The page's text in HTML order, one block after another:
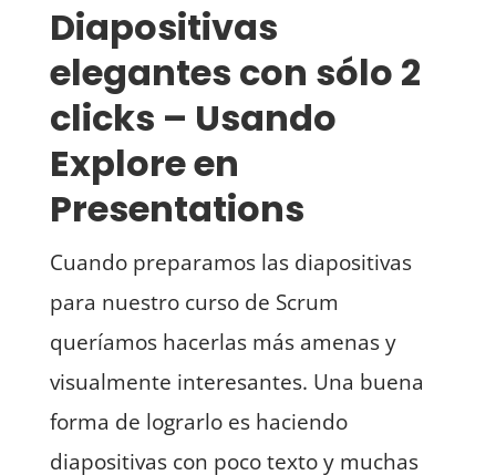
Diapositivas
elegantes con sólo 2
clicks – Usando
Explore en
Presentations
Cuando preparamos las diapositivas
para nuestro curso de Scrum
queríamos hacerlas más amenas y
visualmente interesantes. Una buena
forma de lograrlo es haciendo
diapositivas con poco texto y muchas